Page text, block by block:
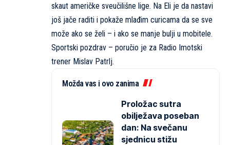
skaut američke sveučilišne lige. Na Eli je da nastavi
još jače raditi i pokaže mlađim curicama da se sve
može ako se želi – i ako se manje bulji u mobitele.
Sportski pozdrav – poručio je za Radio Imotski
trener Mislav Patrlj.
Možda vas i ovo zanima
Proložac sutra
obilježava poseban
dan: Na svečanu
sjednicu stižu